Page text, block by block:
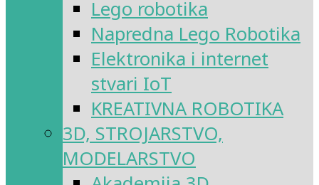
Lego robotika
Napredna Lego Robotika
Elektronika i internet
stvari IoT
KREATIVNA ROBOTIKA
3D, STROJARSTVO,
MODELARSTVO